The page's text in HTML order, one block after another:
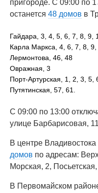
пригороде. С 09:00 по
останется 48 домов в
Гайдара, 3, 4, 5, 6, 7, 8, 9,
Карла Маркса, 4, 6, 7, 8,
Лермонтова, 46, 48
Овражная, 3
Порт-Артурская, 1, 2, 3, 5,
Путятинская, 57, 61.
С 09:00 по 13:00
улице Барбарисовая,
В центре
домов по адресам:
Морская, 2,
В Первомайском